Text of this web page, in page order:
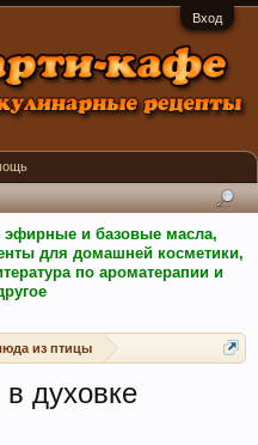
Вход
эфирные и базовые масла,
для домашней косметики,
по ароматерапии и
из птицы
духовке